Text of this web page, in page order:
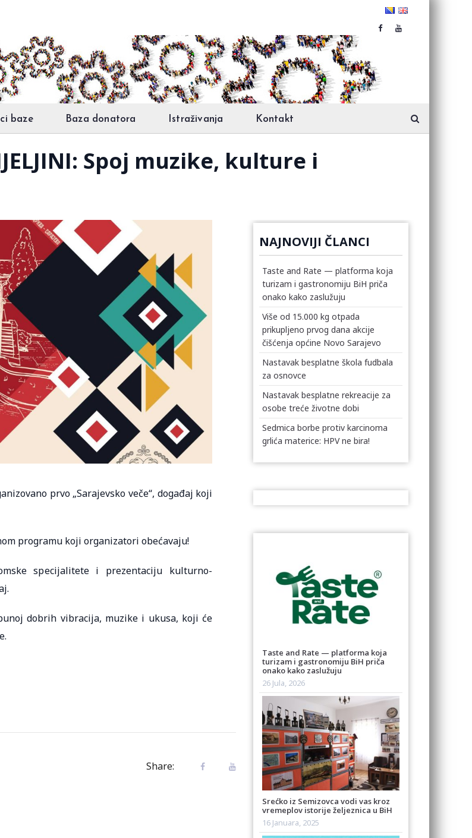
baze Baza donatora Istraživanja Kontakt
Spoj muzike, kulture i
prvo „Sarajevsko veče“, događaj koji
programu koji organizatori obećavaju!
specijalitete i prezentaciju kulturno-
dobrih vibracija, muzike i ukusa, koji će
Share:
NAJNOVIJI ČLANCI
Taste and Rate — platforma koja
turizam i gastronomiju BiH priča
onako kako zaslužuju
Više od 15.000 kg otpada
prikupljeno prvog dana akcije
čišćenja općine Novo Sarajevo
Nastavak besplatne škola fudbala
za osnovce
Nastavak besplatne rekreacije za
osobe treće životne dobi
Sedmica borbe protiv karcinoma
grlića materice: HPV ne bira!
Taste and Rate — platforma koja
turizam i gastronomiju BiH priča
onako kako zaslužuju
26 Jula, 2026
Srećko iz Semizovca vodi vas kroz
vremeplov istorije željeznica u BiH
16 Januara, 2025